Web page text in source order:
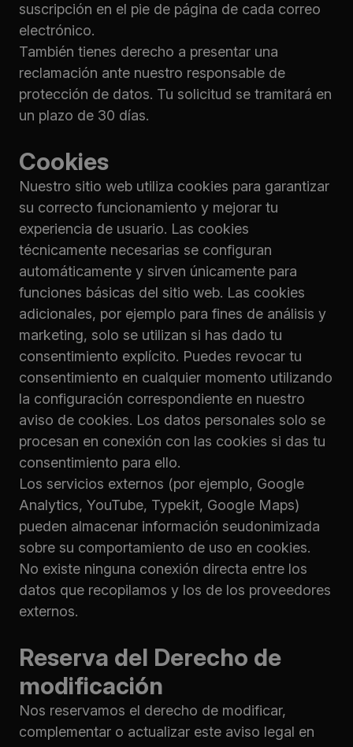
suscripción en el pie de página de cada correo
electrónico.
También tienes derecho a presentar una
reclamación ante nuestro responsable de
protección de datos. Tu solicitud se tramitará en
un plazo de 30 días.
Cookies
Nuestro sitio web utiliza cookies para garantizar
su correcto funcionamiento y mejorar tu
experiencia de usuario. Las cookies
técnicamente necesarias se configuran
automáticamente y sirven únicamente para
funciones básicas del sitio web. Las cookies
adicionales, por ejemplo para fines de análisis y
marketing, solo se utilizan si has dado tu
consentimiento explícito. Puedes revocar tu
consentimiento en cualquier momento utilizando
la configuración correspondiente en nuestro
aviso de cookies. Los datos personales solo se
procesan en conexión con las cookies si das tu
consentimiento para ello.
Los servicios externos (por ejemplo, Google
Analytics, YouTube, Typekit, Google Maps)
pueden almacenar información seudonimizada
sobre su comportamiento de uso en cookies.
No existe ninguna conexión directa entre los
datos que recopilamos y los de los proveedores
externos.
Reserva del Derecho de
modificación
Nos reservamos el derecho de modificar,
complementar o actualizar este aviso legal en